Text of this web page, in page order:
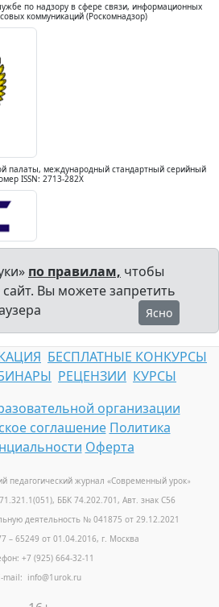
по надзору в сфере связи, информационных
коммуникаций (Роскомнадзор)
палаты, международный стандартный серийный
ISSN: 2713-282X
по правилам, чтобы
Вы можете запретить
Ясно
БЕСПЛАТНЫЕ КОНКУРСЫ
РЕЦЕНЗИИ КУРСЫ
организации
соглашение Политика
Оферта
педагогический журнал «Современный урок»
ББК 74.202.701, Авт. знак С56
деятельность № 041875 от 29.12.2021
65249 от 01.04.2016, г. Москва
+7 (925) 664-32-11
mail: info@1urok.ru